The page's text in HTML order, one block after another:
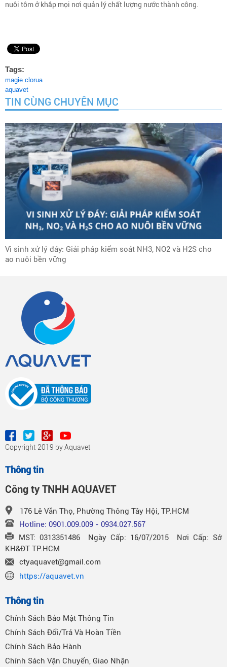
nuôi tôm ở khắp mọi nơi quản lý chất lượng nước thành công.
Tags:
magie clorua
aquavet
TIN CÙNG CHUYÊN MỤC
Vi sinh xử lý đáy: Giải pháp kiểm soát NH3, NO2 và H2S cho
ao nuôi bền vững
Copyright 2019 by Aquavet
Thông tin
Công ty TNHH AQUAVET
176 Lê Văn Thọ, Phường Thông Tây Hội, TP.HCM
Hotline: 0901.009.009 - 0934.027.567
MST: 0313351486 Ngày Cấp: 16/07/2015 Nơi Cấp: Sở
KH&ĐT TP.HCM
ctyaquavet@gmail.com
https://aquavet.vn
Thông tin
Chính Sách Bảo Mật Thông Tin
Chính Sách Đổi/Trả Và Hoàn Tiền
Chính Sách Bảo Hành
Chính Sách Vận Chuyển, Giao Nhận